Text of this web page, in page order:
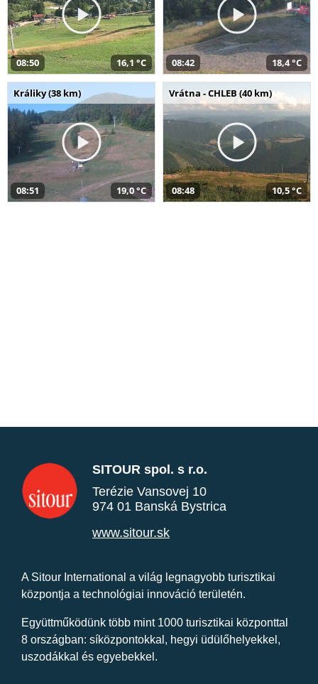
08:50 16,1 °C 08:42 18,4 °C
Králiky (38 km)
08:51 19,0 °C
Vrátna - CHLEB (40 km)
08:48 10,5 °C
SITOUR spol. s r.o.
Terézie Vansovej 10
974 01 Banská Bystrica
www.sitour.sk
A Sitour International a világ legnagyobb turisztikai
központja a technológiai innováció területén.
Együttműködünk több mint 1000 turisztikai központtal
8 országban: síközpontokkal, hegyi üdülőhelyekkel,
uszodákkal és egyebekkel.